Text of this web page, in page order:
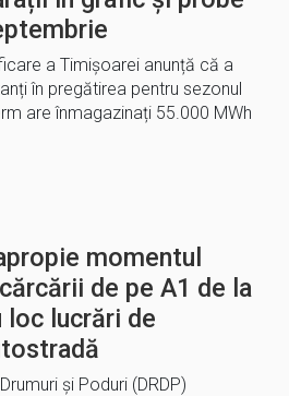
a Timișoarei anunță că a
în pregătirea pentru sezonul
are înmagazinați 55.000 MWh
momentul
de pe A1 de la
loc lucrări de
și Poduri (DRDP)